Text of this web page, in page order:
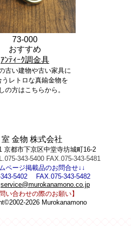
73-000
おすすめ
ｱﾝﾃｨｰｸ調金具
古い建物や古い家具に
うレトロな真鍮金物を
の方はこちらから。
室 金物 株式会社
京都市下京区中堂寺坊城町16-2
343-5400 FAX.075-343-5481
ページ掲載品のお問合せ↓↓
343-5402 FAX.075-343-5482
service@murokanamono.co.jp
問い合わせの際のお願い】
2026 Murokanamono